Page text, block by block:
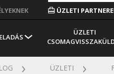
ÜZLETI
ÜZLETI
ÜZLETI